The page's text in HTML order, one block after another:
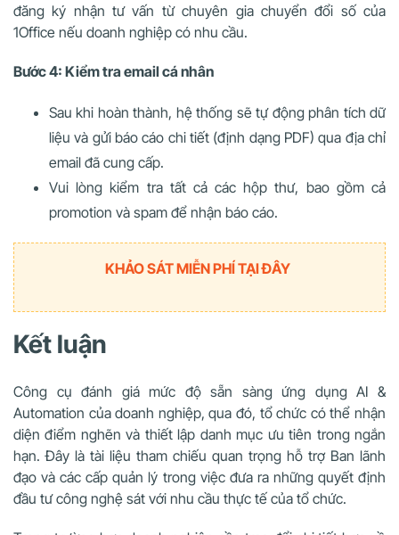
đăng ký nhận tư vấn từ chuyên gia chuyển đổi số của
1Office nếu doanh nghiệp có nhu cầu.
Bước 4: Kiểm tra email cá nhân
Sau khi hoàn thành, hệ thống sẽ tự động phân tích dữ
liệu và gửi báo cáo chi tiết (định dạng PDF) qua địa chỉ
email đã cung cấp.
Vui lòng kiểm tra tất cả các hộp thư, bao gồm cả
promotion và spam để nhận báo cáo.
KHẢO SÁT MIỄN PHÍ TẠI ĐÂY
Kết luận
Công cụ đánh giá mức độ sẵn sàng ứng dụng AI &
Automation của doanh nghiệp, qua đó, tổ chức có thể nhận
diện điểm nghẽn và thiết lập danh mục ưu tiên trong ngắn
hạn. Đây là tài liệu tham chiếu quan trọng hỗ trợ Ban lãnh
đạo và các cấp quản lý trong việc đưa ra những quyết định
đầu tư công nghệ sát với nhu cầu thực tế của tổ chức.